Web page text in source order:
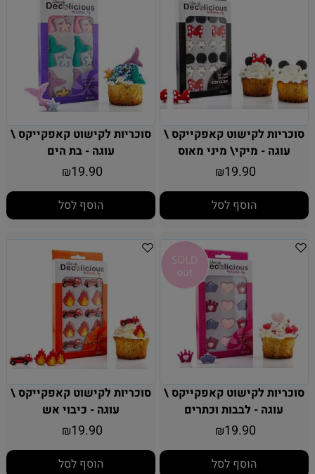
סוכריות לקישוט קאפקייקס \
עוגה - מיקי\ מיני מאוס
₪19.90
הוסף לסל
סוכריות לקישוט קאפקייקס \
עוגה - בת הים
₪19.90
הוסף לסל
סוכריות לקישוט קאפקייקס \
עוגה - לבבות וכתרים
₪19.90
הוסף לסל
סוכריות לקישוט קאפקייקס \
עוגה - כיבוי אש
₪19.90
הוסף לסל